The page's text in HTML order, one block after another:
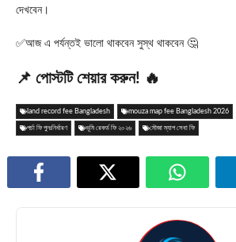
দেখবেন।
✅আজ এ পর্যন্তই ভালো থাকবেন সুস্থ থাকবেন 🤔
📌 পোস্টটি শেয়ার করুন! 🔥
land record fee Bangladesh mouza map fee Bangladesh 2026
পর্চা ফি পুনঃনির্ধারণ ভূমি রেকর্ড ফি ২০২৬ মৌজা ম্যাপ সেবা ফি